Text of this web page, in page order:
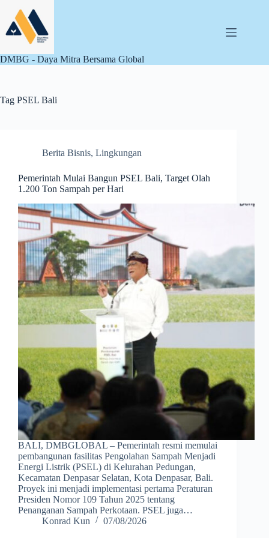
content
DMBG - Daya Mitra Bersama Global
Tag PSEL Bali
Berita Bisnis, Lingkungan
Pemerintah Mulai Bangun PSEL Bali, Target Olah
1.200 Ton Sampah per Hari
BALI, DMBGLOBAL – Pemerintah resmi memulai
pembangunan fasilitas Pengolahan Sampah Menjadi
Energi Listrik (PSEL) di Kelurahan Pedungan,
Kecamatan Denpasar Selatan, Kota Denpasar, Bali.
Proyek ini menjadi implementasi pertama Peraturan
Presiden Nomor 109 Tahun 2025 tentang
Penanganan Sampah Perkotaan. PSEL juga…
Konrad Kun
07/08/2026